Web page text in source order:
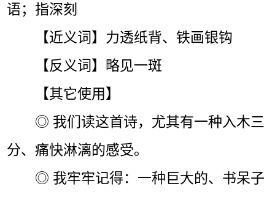
语；指深刻
【近义词】力透纸背、铁画银钩
【反义词】略见一斑
【其它使用】
◎ 我们读这首诗，尤其有一种入木三
分、痛快淋漓的感受。
◎ 我牢牢记得：一种巨大的、书呆子